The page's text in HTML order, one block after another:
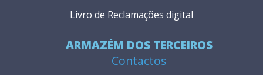
ARMAZÉM DOS TERCEIROS
Contactos
Livro de Reclamações digital